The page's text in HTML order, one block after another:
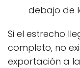
debajo de
Si el estrecho
completo, no
exportación a